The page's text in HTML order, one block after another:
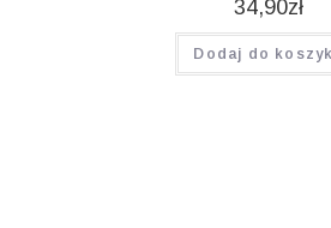
34,90zł
Dodaj do